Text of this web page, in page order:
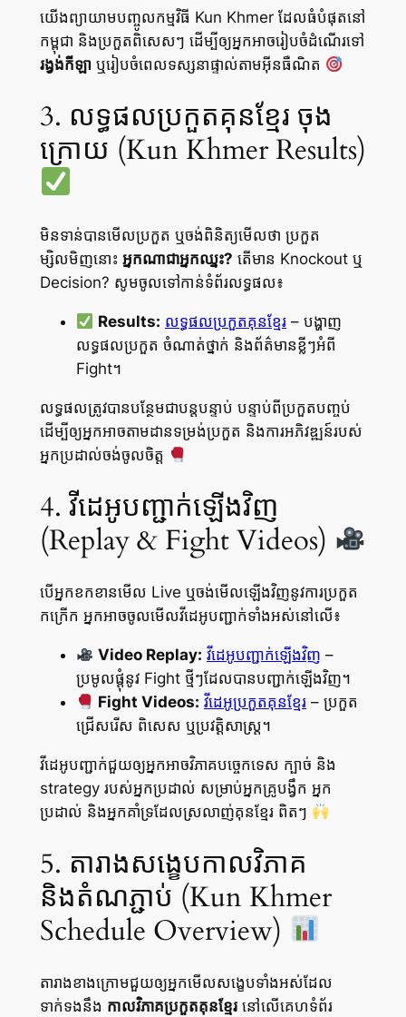
យើងព្យាយាមបញ្ចូលកម្មវិធី Kun Khmer ដែលធំបំផុតនៅ
កម្ពុជា និងប្រកួតពិសេសៗ ដើម្បីឲ្យអ្នកអាចរៀបចំដំណើរទៅ
រង្វង់កីឡា ឬរៀបចំពេលទស្សនាផ្ទាល់តាមអ៊ីនធឺណិត
3. លទ្ធផលប្រកួតគុនខ្មែរ ចុង
ក្រោយ (Kun Khmer Results)
មិនទាន់បានមើលប្រកួត ឬចង់ពិនិត្យមើលថា ប្រកួត
ម្សិលមិញនោះ អ្នកណាជាអ្នកឈ្នះ? តើមាន Knockout ឬ
Decision? សូមចូលទៅកាន់ទំព័រ​លទ្ធផល៖
Results: លទ្ធផលប្រកួតគុនខ្មែរ– បង្ហាញ
លទ្ធផលប្រកួត ចំណាត់ថ្នាក់ និងព័ត៌មានខ្លីៗអំពី
Fight។
លទ្ធផលត្រូវបានបន្ថែមជាបន្តបន្ទាប់ បន្ទាប់ពីប្រកួតបញ្ចប់
ដើម្បីឲ្យអ្នកអាចតាមដានទម្រង់ប្រកួត និងការអភិវឌ្ឍន៍របស់
អ្នកប្រដាល់ចង់ចូលចិត្ត
4. វីដេអូបញ្ជាក់ឡើងវិញ
(Replay & Fight Videos)
បើអ្នកខកខានមើល Live ឬចង់មើលឡើងវិញនូវការប្រកួត
កក្រើក អ្នកអាចចូលមើលវីដេអូបញ្ជាក់ទាំងអស់នៅលើ៖
Video Replay: វីដេអូបញ្ជាក់ឡើងវិញ –
ប្រមូលផ្តុំនូវ Fight ថ្មីៗដែលបានបញ្ជាក់ឡើងវិញ។
Fight Videos: វីដេអូប្រកួតគុនខ្មែរ– ប្រកួត
ជ្រើសរើស ពិសេស ឬប្រវត្តិសាស្ត្រ។
វីដេអូបញ្ជាក់ជួយឲ្យអ្នកអាចវិភាគបច្ចេកទេស ក្បាច់ និង
strategy របស់អ្នកប្រដាល់ សម្រាប់អ្នកគ្រូបង្វឹក អ្នក
ប្រដាល់ និងអ្នកគាំទ្រដែលស្រលាញ់គុនខ្មែរ ពិតៗ
5. តារាងសង្ខេបកាលវិភាគ
និងតំណភ្ជាប់ (Kun Khmer
Schedule Overview)
តារាងខាងក្រោមជួយឲ្យអ្នកមើលសង្ខេបទាំងអស់ដែល
ទាក់ទងនឹង កាលវិភាគប្រកួតគុនខ្មែរនៅលើគេហទំព័រ